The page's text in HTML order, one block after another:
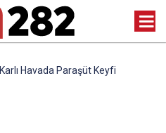
Karlı Havada Paraşüt Keyfi